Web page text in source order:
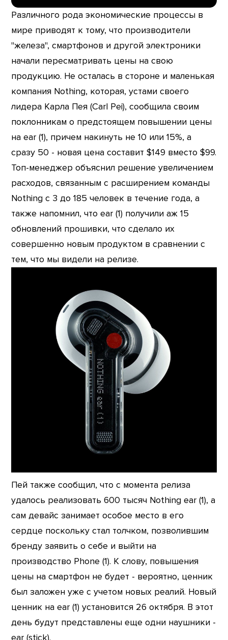
Различного рода экономические процессы в
мире приводят к тому, что производители
"железа", смартфонов и другой электроники
начали пересматривать цены на свою
продукцию. Не осталась в стороне и маленькая
компания Nothing, которая, устами своего
лидера Карла Пея (Carl Pei), сообщила своим
поклонникам о предстоящем повышении цены
на ear (1), причем накинуть не 10 или 15%, а
сразу 50 - новая цена составит $149 вместо $99.
Топ-менеджер объяснил решение увеличением
расходов, связанным с расширением команды
Nothing с 3 до 185 человек в течение года, а
также напомнил, что ear (1) получили аж 15
обновлений прошивки, что сделало их
совершенно новым продуктом в сравнении с
тем, что мы видели на релизе.
Пей также сообщил, что с момента релиза
удалось реализовать 600 тысяч Nothing ear (1), а
сам девайс занимает особое место в его
сердце поскольку стал толчком, позволившим
бренду заявить о себе и выйти на
производство Phone (1). К слову, повышения
цены на смартфон не будет - вероятно, ценник
был заложен уже с учетом новых реалий. Новый
ценник на ear (1) установится 26 октября. В этот
день будут представлены еще одни наушники -
ear (stick).